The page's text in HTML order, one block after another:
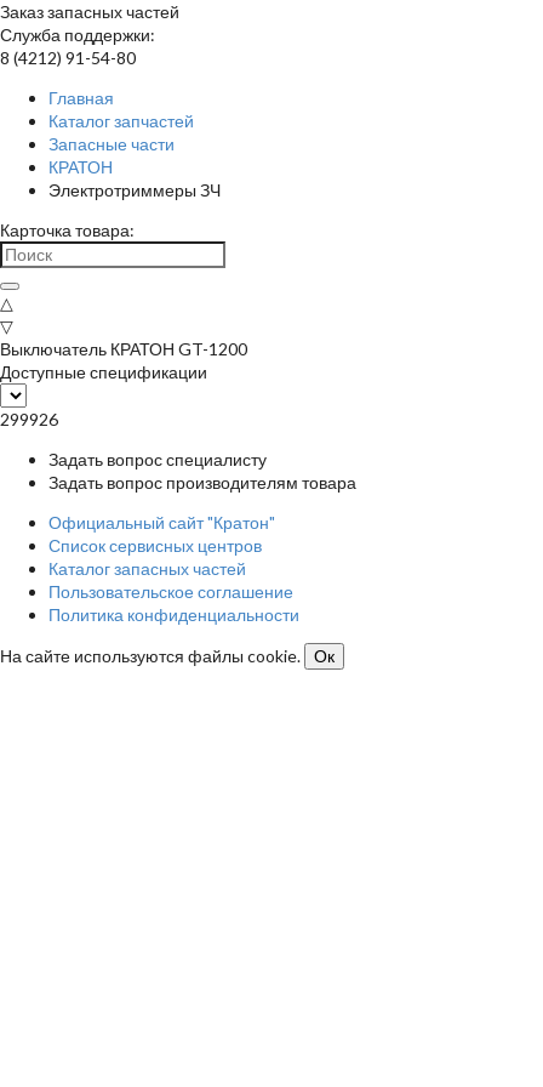
Заказ запасных частей
Служба поддержки:
8 (4212) 91-54-80
Главная
Каталог запчастей
Запасные части
КРАТОН
Электротриммеры ЗЧ
Карточка товара:
△
▽
Выключатель КРАТОН GT-1200
Доступные спецификации
299926
Задать вопрос специалисту
Задать вопрос производителям товара
Официальный сайт "Кратон"
Список сервисных центров
Каталог запасных частей
Пользовательское соглашение
Политика конфиденциальности
На сайте используются файлы cookie.
Ок